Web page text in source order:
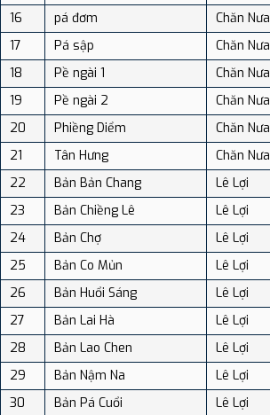
16
pá đơm Chăn Nưa
17
Pá sập Chăn Nưa
18
Pề ngài 1 Chăn Nưa
19
Pề ngài 2 Chăn Nưa
20
Phiềng Diểm Chăn Nưa
21
Tân Hưng Chăn Nưa
22
Bản Bản Chang Lê Lợi
23
Bản Chiềng Lê Lê Lợi
24
Bản Chợ Lê Lợi
25
Bản Co Mủn Lê Lợi
26
Bản Huổi Sáng Lê Lợi
27
Bản Lai Hà Lê Lợi
28
Bản Lao Chen Lê Lợi
29
Bản Nậm Na Lê Lợi
30
Bản Pá Cuổi Lê Lợi